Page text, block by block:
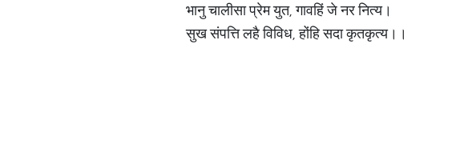
भानु चालीसा प्रेम युत, गावहिं जे नर नित्य।
सुख संपत्ति लहै विविध, होंहि सदा कृतकृत्य।।